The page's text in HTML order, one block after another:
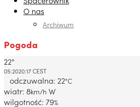
O nas
Archiwum
Pogoda
Dabrowa Gornicza, PL
22°
05:2020:17 CEST
odczuwalna: 22°C
wiatr: 8km/h W
wilgotność: 79%